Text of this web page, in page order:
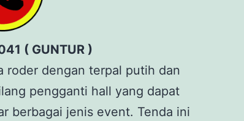
( GUNTUR )
roder dengan terpal putih dan
pengganti hall yang dapat
berbagai jenis event. Tenda ini